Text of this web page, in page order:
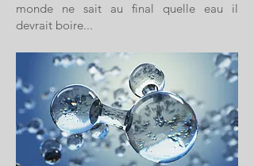
monde ne sait au final quelle eau il
devrait boire...